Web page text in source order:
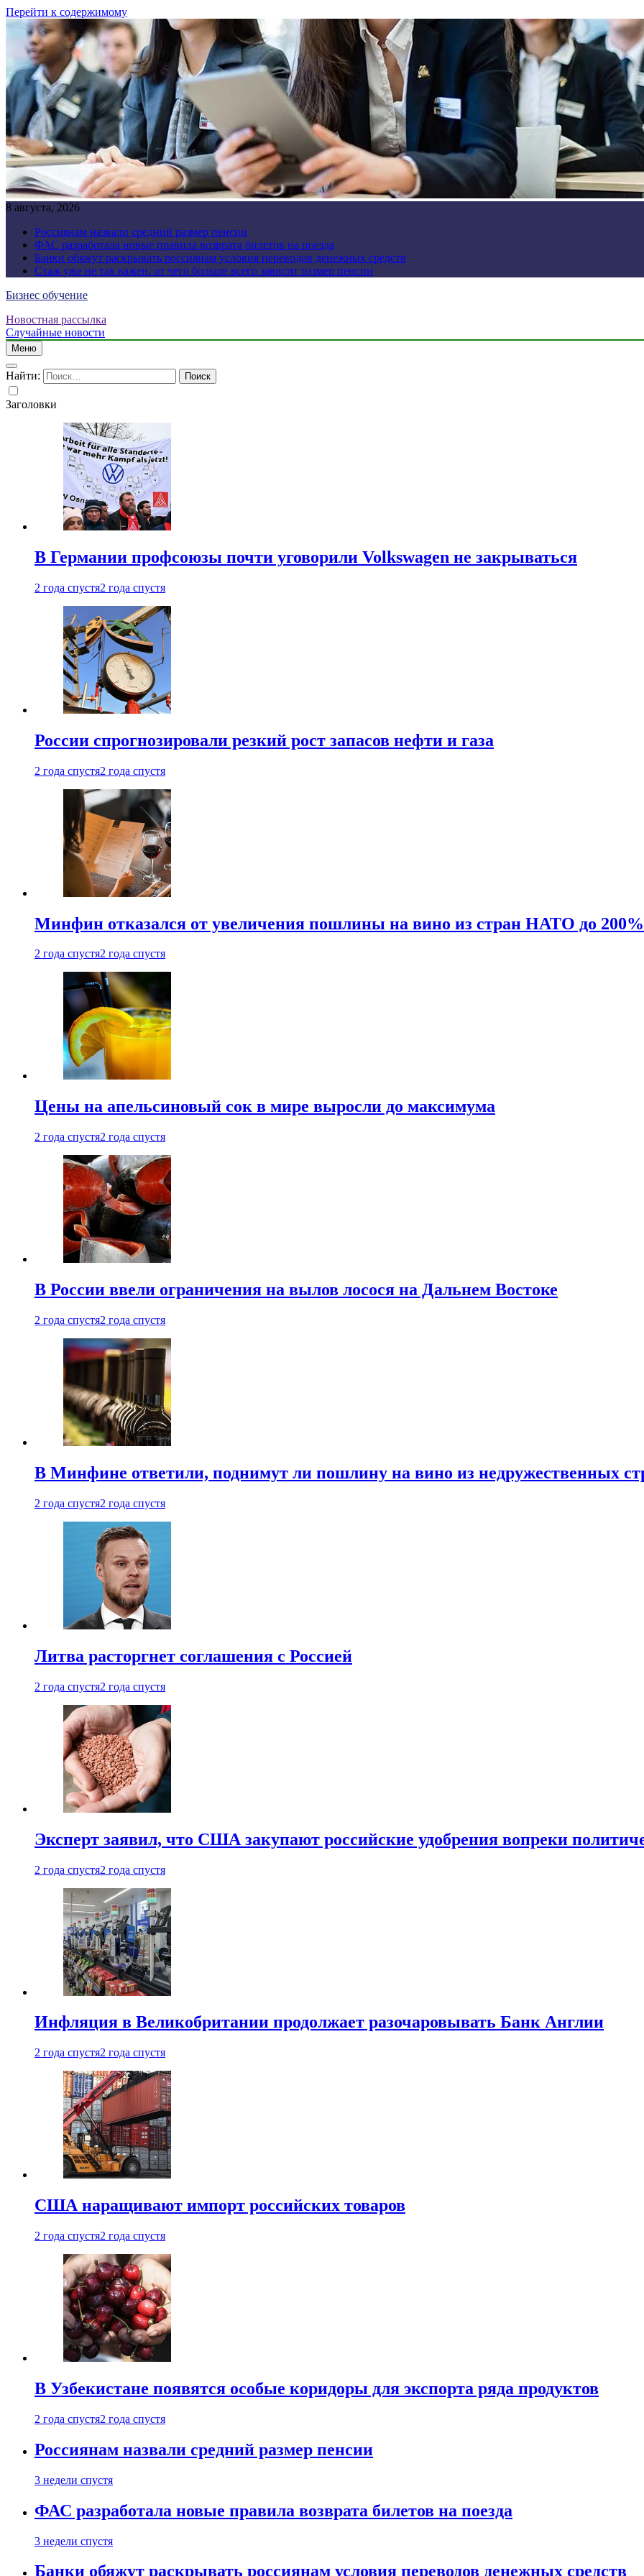
Перейти к содержимому
8 августа, 2026
Россиянам назвали средний размер пенсии
ФАС разработала новые правила возврата билетов на поезда
Банки обяжут раскрывать россиянам условия переводов денежных средств
Стаж уже не так важен: от чего больше всего зависит размер пенсии
Бизнес обучение
Новостная рассылка
Случайные новости
Меню
Найти:
Заголовки
В Германии профсоюзы почти уговорили Volkswagen не закрываться
2 года спустя2 года спустя
России спрогнозировали резкий рост запасов нефти и газа
2 года спустя2 года спустя
Минфин отказался от увеличения пошлины на вино из стран НАТО до 200%
2 года спустя2 года спустя
Цены на апельсиновый сок в мире выросли до максимума
2 года спустя2 года спустя
В России ввели ограничения на вылов лосося на Дальнем Востоке
2 года спустя2 года спустя
В Минфине ответили, поднимут ли пошлину на вино из недружественных
2 года спустя2 года спустя
Литва расторгнет соглашения с Россией
2 года спустя2 года спустя
Эксперт заявил, что США закупают российские удобрения вопреки
2 года спустя2 года спустя
Инфляция в Великобритании продолжает разочаровывать Банк Англии
2 года спустя2 года спустя
США наращивают импорт российских товаров
2 года спустя2 года спустя
В Узбекистане появятся особые коридоры для экспорта ряда продуктов
2 года спустя2 года спустя
Россиянам назвали средний размер пенсии
3 недели спустя
ФАС разработала новые правила возврата билетов на поезда
3 недели спустя
Банки обяжут раскрывать россиянам условия переводов денежных средств